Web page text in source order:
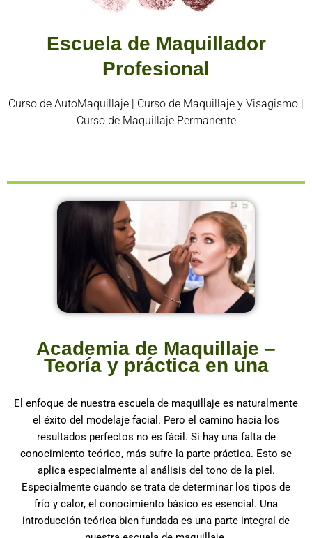
Escuela de Maquillador
Profesional
Curso de AutoMaquillaje | Curso de Maquillaje y Visagismo |
Curso de Maquillaje Permanente
Academia de Maquillaje –
Teoría y práctica en una
El enfoque de nuestra escuela de maquillaje es naturalmente
el éxito del modelaje facial. Pero el camino hacia los
resultados perfectos no es fácil. Si hay una falta de
conocimiento teórico, más sufre la parte práctica. Esto se
aplica especialmente al análisis del tono de la piel.
Especialmente cuando se trata de determinar los tipos de
frío y calor, el conocimiento básico es esencial. Una
introducción teórica bien fundada es una parte integral de